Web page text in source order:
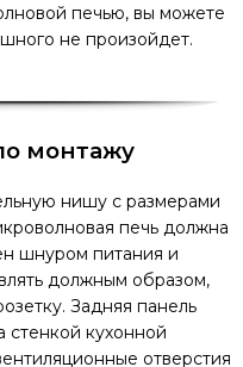
печью, вы можете
не произойдет.
монтажу
нишу с размерами
печь должна
шнуром питания и
должным образом,
Задняя панель
стенкой кухонной
отверстия